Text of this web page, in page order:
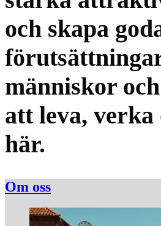
och skapa
människor
att leva, verka
här.
Om oss